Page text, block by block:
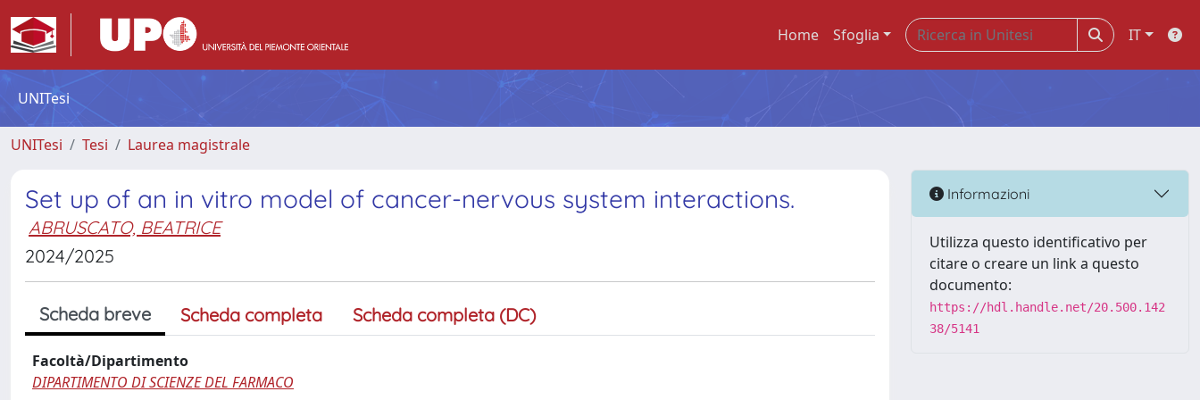
Home Sfoglia IT
UNITesi
UNITesi Tesi Laurea magistrale
Set up of an in vitro model of cancer-nervous system interactions.
ABRUSCATO, BEATRICE
2024/2025
Scheda breve Scheda completa Scheda completa (DC)
Facoltà/Dipartimento
DIPARTIMENTO DI SCIENZE DEL FARMACO
Informazioni
Utilizza questo identificativo per
citare o creare un link a questo
documento:
https://hdl.handle.net/20.500.142
38/5141